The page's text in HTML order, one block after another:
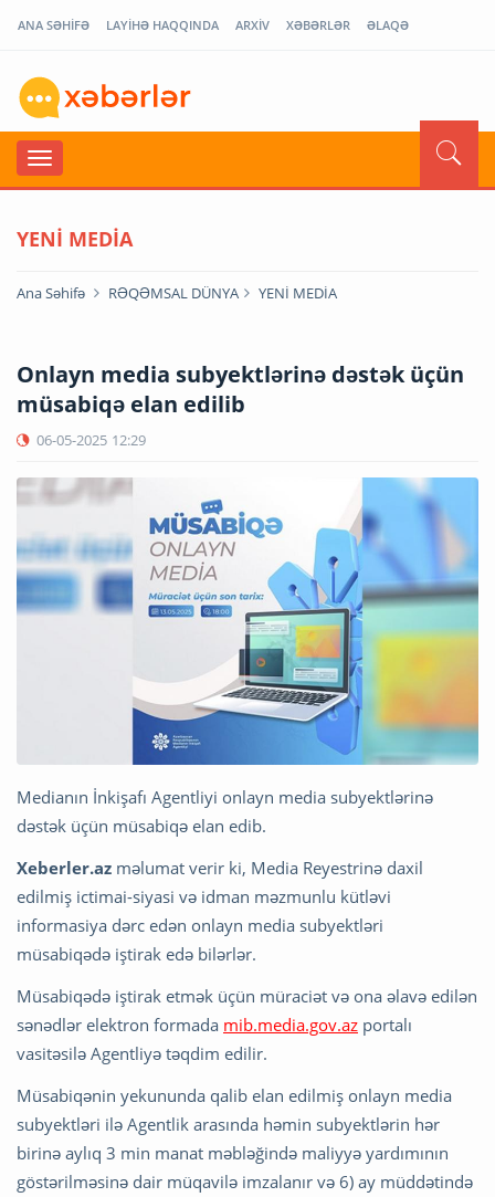
ANA SƏHİFƏ LAYİHƏ HAQQINDA ARXİV XƏBƏRLƏR ƏLAQƏ
YENİ MEDİA
Ana Səhifə RƏQƏMSAL DÜNYA YENİ MEDİA
Onlayn media subyektlərinə dəstək üçün
müsabiqə elan edilib
06-05-2025 12:29
Medianın İnkişafı Agentliyi onlayn media subyektlərinə
dəstək üçün müsabiqə elan edib.
Xeberler.az məlumat verir ki, Media Reyestrinə daxil
edilmiş ictimai-siyasi və idman məzmunlu kütləvi
informasiya dərc edən onlayn media subyektləri
müsabiqədə iştirak edə bilərlər.
Müsabiqədə iştirak etmək üçün müraciət və ona əlavə edilən
sənədlər elektron formada mib.media.gov.az portalı
vasitəsilə Agentliyə təqdim edilir.
Müsabiqənin yekununda qalib elan edilmiş onlayn media
subyektləri ilə Agentlik arasında həmin subyektlərin hər
birinə aylıq 3 min manat məbləğində maliyyə yardımının
göstərilməsinə dair müqavilə imzalanır və 6) ay müddətində